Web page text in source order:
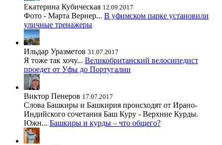
Екатерина Кубическая 12.09.2017
Фото - Марта Вернер... В уфимском парке установили
уличные тренажеры
Ильдар Уразметов 31.07.2017
Я тоже так хочу... Великобританский велосипедист
проедет от Уфы до Португалии
Виктор Пенеров 17.07.2017
Слова Башкиры и Башкирия происходят от Ирано-
Индийского сочетания Баш Куру - Верхние Курды.
Южн... Башкиры и курды – что общего?